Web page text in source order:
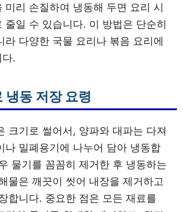
미리 손질하여 냉동해 두면 요리 시
줄일 수 있습니다. 이 방법은 단순히
라 다양한 국물 요리나 볶음 요리에
.
냉동 저장 요령
크기로 썰어서, 양파와 대파는 다져
나 밀폐용기에 나누어 담아 냉동합
물기를 꼼꼼히 제거한 후 냉동하는
물은 깨끗이 씻어 내장을 제거하고
합니다. 중요한 점은 모든 재료를